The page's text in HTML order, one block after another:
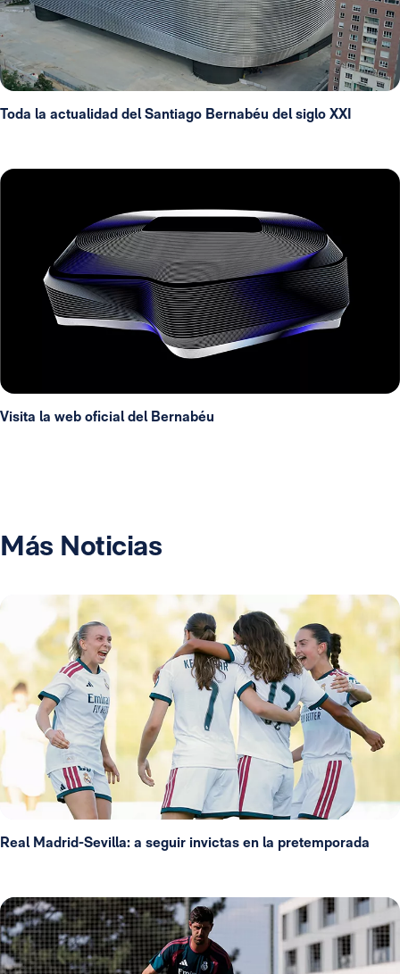
Toda la actualidad del Santiago Bernabéu del siglo XXI
Visita la web oficial del Bernabéu
Más Noticias
Real Madrid-Sevilla: a seguir invictas en la pretemporada